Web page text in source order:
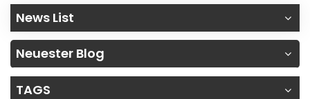
News List
Neuester Blog
TAGS